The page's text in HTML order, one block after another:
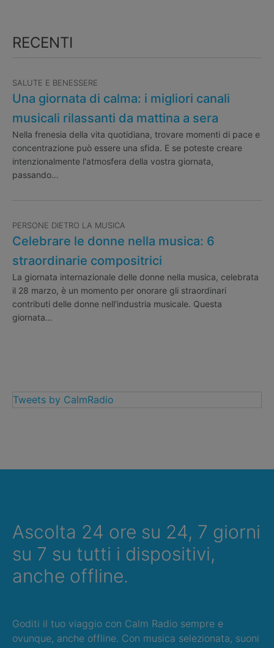
RECENTI
SALUTE E BENESSERE
Una giornata di calma: i migliori canali
musicali rilassanti da mattina a sera
Nella frenesia della vita quotidiana, trovare momenti di pace e
concentrazione può essere una sfida. E se poteste creare
intenzionalmente l'atmosfera della vostra giornata,
passando…
PERSONE DIETRO LA MUSICA
Celebrare le donne nella musica: 6
straordinarie compositrici
La giornata internazionale delle donne nella musica, celebrata
il 28 marzo, è un momento per onorare gli straordinari
contributi delle donne nell'industria musicale. Questa
giornata…
Tweets by CalmRadio
Ascolta 24 ore su 24, 7 giorni
su 7 su tutti i dispositivi,
anche offline.
Goditi il tuo viaggio con Calm Radio sempre e
ovunque, anche offline. Con musica selezionata, suoni